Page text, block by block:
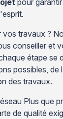
pour
vos travaux ?
conseiller et
étape se
possibles, de
des travaux.
Plus que
de qualité